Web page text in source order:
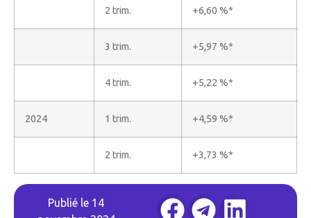
2 trim. +6,60 %*
3 trim. +5,97 %*
4 trim. +5,22 %*
2024 1 trim. +4,59 %*
2 trim. +3,73 %*
Publié le 14